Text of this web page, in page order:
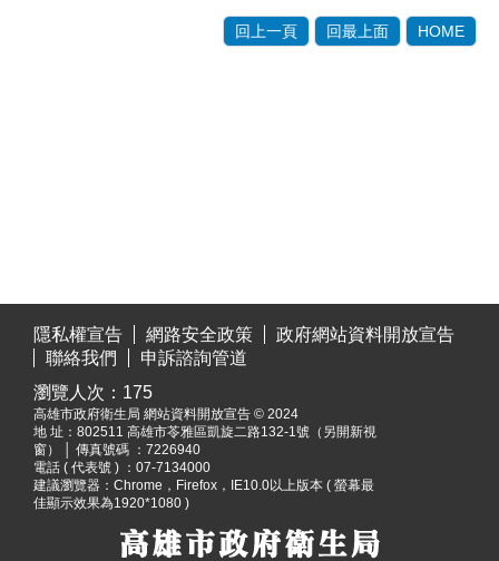
回上一頁 回最上面 HOME
隱私權宣告
網路安全政策
政府網站資料開放宣告
聯絡我們
申訴諮詢管道
瀏覽人次： 175
高雄市政府衛生局 網站資料開放宣告 © 2024
地 址： 802511 高雄市苓雅區凱旋二路132-1號（另開新視
窗）
│ 傳真號碼 ：7226940
電話 ( 代表號 ) ：07-7134000
建議瀏覽器：Chrome，Firefox，IE10.0以上版本 ( 螢幕最
佳顯示效果為1920*1080 )